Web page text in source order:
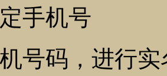
手机号
号码，进行